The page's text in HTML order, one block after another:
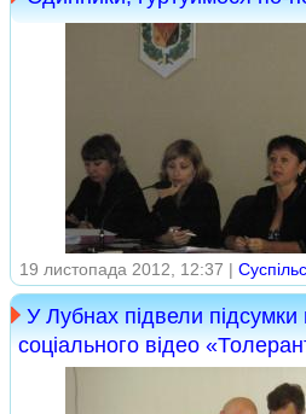
19 листопада 2012, 12:37 |
У Лубнах підвели підсумки
соціального відео